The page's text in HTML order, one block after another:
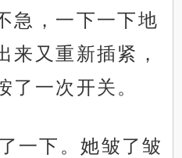
急，一下一下地
来又重新插紧，
了一次开关。
一下。她皱了皱